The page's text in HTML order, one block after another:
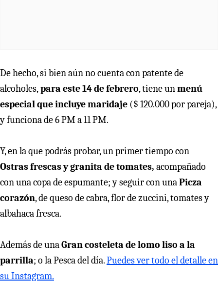
De hecho, si bien aún no cuenta con patente de
alcoholes,para este 14 de febrero, tiene unmenú
especial que incluye maridaje ($ 120.000 por pareja),
y funciona de 6 PM a 11 PM.
Y, en la que podrás probar, un primer tiempo con
Ostras frescas y granita de tomates, acompañado
con una copa de espumante; y seguir con unaPicza
corazón, de queso de cabra, flor de zuccini, tomates y
albahaca fresca.
Además de unaGran costeleta de lomo liso a la
parrilla; o la Pesca del día.Puedes ver todo el detalle en
su Instagram.